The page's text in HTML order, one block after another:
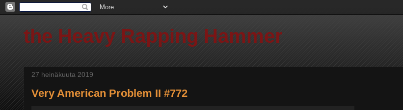
the Heavy Rapping Hammer
27 heinäkuuta 2019
Very American Problem II #772